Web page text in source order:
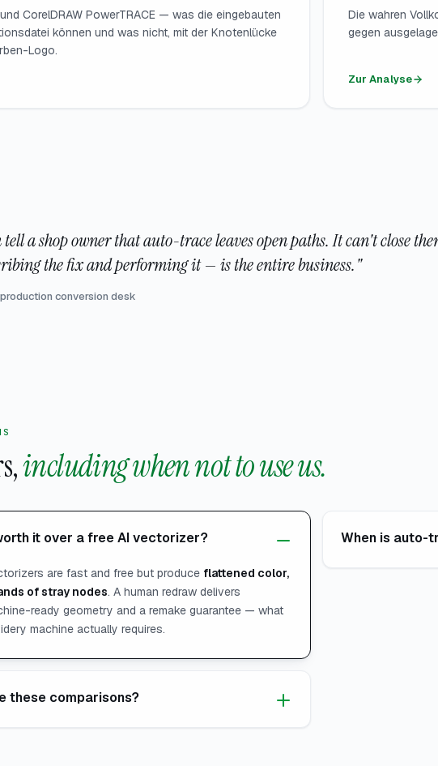
CorelDRAW PowerTRACE — was die eingebauten
können und was nicht, mit der Knotenlücke
Logo.
Die wahren
gegen
Zur Analyse
tell a shop owner that auto-trace leaves open paths. It can't close
the fix and performing it — is the entire business."
production conversion desk
including when not to use us.
it over a free AI vectorizer?
are fast and free but produce flattened color,
of stray nodes. A human redraw delivers
ready geometry and a remake guarantee — what
machine actually requires.
When is auto-
these comparisons?